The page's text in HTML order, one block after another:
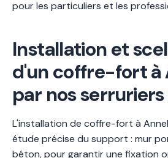
pour les particuliers et les
Installation et
d'un coffre-fort à
par nos
L'installation de coffre-fort à
étude précise du support : mur
béton, pour garantir une fixation